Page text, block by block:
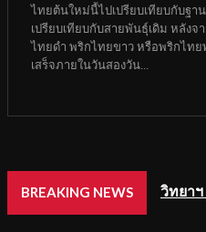
ไทยต้นใหม่นี้ไปเปรียบเทียบกับฐ
เปรียบเทียบกับสายพันธุ์เดิม หลัง
ไทยดำ พริกไทยขาว หรือพริกไทย
เสร็จภายในวันสองวัน...
BREAKING NEWS วิทยา